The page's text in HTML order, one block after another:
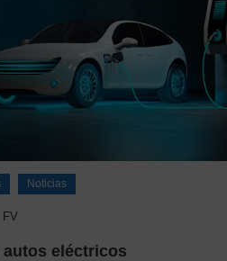
Noticias
FV
eléctricos